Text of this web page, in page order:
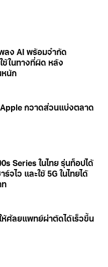
ลง AI พร้อมจำกัด
ช้ในทางที่ผิด หลัง
หนัก
กวาดส่วนแบ่งตลาด
Series ในไทย รุ่นท็อปได้
จไว และใช้ 5G ในไทยได้
ท
ศัลยแพทย์ผ่าตัดได้เร็วขึ้น